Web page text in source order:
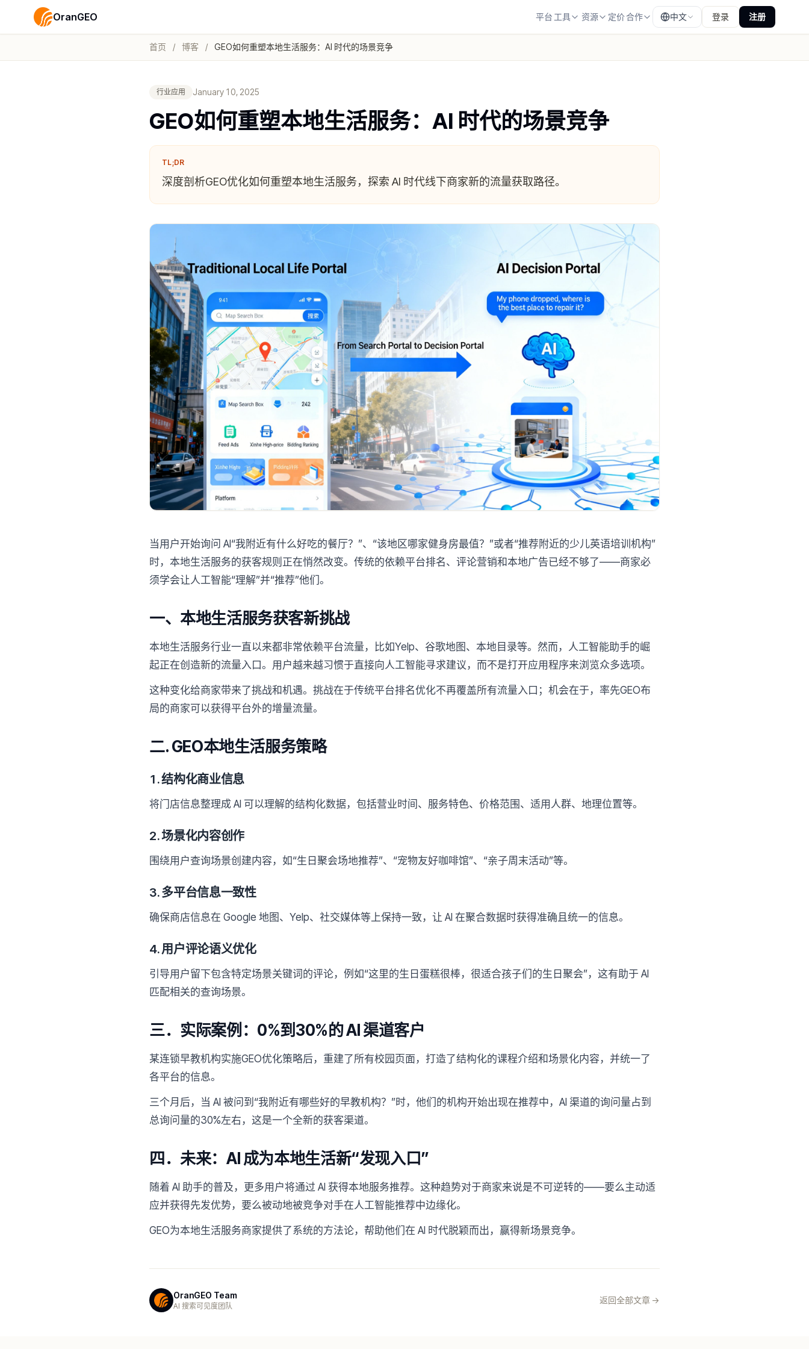
OranGEO 平台 工具 资源 定价合作 中文 登录 注册
首页 / 博客 / GEO如何重塑本地生活服务：AI 时代的场景竞争
行业应用 January 10, 2025
GEO如何重塑本地生活服务：AI 时代的场景竞争
TL;DR
深度剖析GEO优化如何重塑本地生活服务，探索 AI 时代线下商家新的流量获取路径。
当用户开始询问 AI“我附近有什么好吃的餐厅？”、“该地区哪家健身房最值？”或者“推荐附近的少儿英语培训机构”
时，本地生活服务的获客规则正在悄然改变。传统的依赖平台排名、评论营销和本地广告已经不够了——商家必
须学会让人工智能“理解”并“推荐”他们。
一、本地生活服务获客新挑战
本地生活服务行业一直以来都非常依赖平台流量，比如Yelp、谷歌地图、本地目录等。然而，人工智能助手的崛
起正在创造新的流量入口。用户越来越习惯于直接向人工智能寻求建议，而不是打开应用程序来浏览众多选项。
这种变化给商家带来了挑战和机遇。挑战在于传统平台排名优化不再覆盖所有流量入口；机会在于，率先GEO布
局的商家可以获得平台外的增量流量。
二. GEO本地生活服务策略
1. 结构化商业信息
将门店信息整理成 AI 可以理解的结构化数据，包括营业时间、服务特色、价格范围、适用人群、地理位置等。
2. 场景化内容创作
围绕用户查询场景创建内容，如“生日聚会场地推荐”、“宠物友好咖啡馆”、“亲子周末活动”等。
3. 多平台信息一致性
确保商店信息在 Google 地图、Yelp、社交媒体等上保持一致，让 AI 在聚合数据时获得准确且统一的信息。
4. 用户评论语义优化
引导用户留下包含特定场景关键词的评论，例如“这里的生日蛋糕很棒，很适合孩子们的生日聚会”，这有助于 AI
匹配相关的查询场景。
三．实际案例：0%到30%的 AI 渠道客户
某连锁早教机构实施GEO优化策略后，重建了所有校园页面，打造了结构化的课程介绍和场景化内容，并统一了
各平台的信息。
三个月后，当 AI 被问到“我附近有哪些好的早教机构？”时，他们的机构开始出现在推荐中，AI 渠道的询问量占到
总询问量的30%左右，这是一个全新的获客渠道。
四．未来：AI 成为本地生活新“发现入口”
随着 AI 助手的普及，更多用户将通过 AI 获得本地服务推荐。这种趋势对于商家来说是不可逆转的——要么主动适
应并获得先发优势，要么被动地被竞争对手在人工智能推荐中边缘化。
GEO为本地生活服务商家提供了系统的方法论，帮助他们在 AI 时代脱颖而出，赢得新场景竞争。
OranGEO Team
AI 搜索可见度团队
返回全部文章 ->